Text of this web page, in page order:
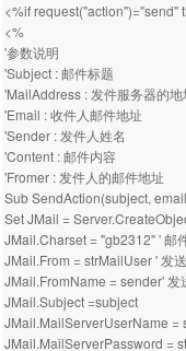
<%if request("action")="send"
<%
'参数说明
'Subject : 邮件标题
'MailAddress : 发件服务器的
'Email : 收件人邮件地址
'Sender : 发件人姓名
'Content : 邮件内容
'Fromer : 发件人的邮件地址
Sub SendAction(subject,
Set JMail =
JMail.Charset = "gb2312" ' 邮
JMail.From = strMailUser ' 发
JMail.FromName = sender' 发
JMail.Subject =subject
JMail.MailServerUserName =
JMail.MailServerPassword =